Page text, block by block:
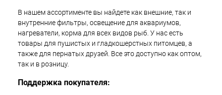
В нашем ассортименте вы найдете как внешние, так и
внутренние фильтры, освещение для аквариумов,
нагреватели, корма для всех видов рыб. У нас есть
товары для пушистых и гладкошерстных питомцев, а
также для пернатых друзей. Все это доступно как оптом,
так и в розницу.
Поддержка покупателя: